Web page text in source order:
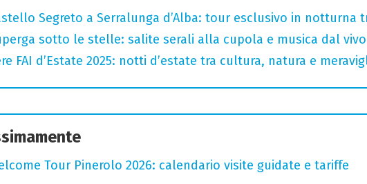
Segreto a Serralunga d’Alba: tour esclusivo in notturna
sotto le stelle: salite serali alla cupola e musica dal
FAI d’Estate 2025: notti d’estate tra cultura, natura e
Tour Pinerolo 2026: calendario visite guidate e tariffe